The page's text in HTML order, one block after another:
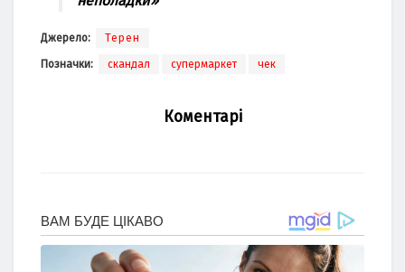
Джерело: Терен
Позначки: скандал супермаркет чек
Коментарі